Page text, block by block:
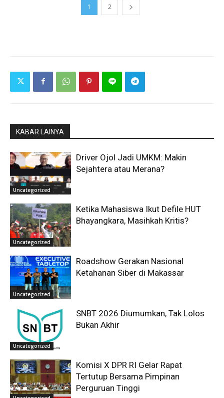
1 2
KABAR LAINYA
Uncategorized
Driver Ojol Jadi UMKM: Makin
Sejahtera atau Merana?
Uncategorized
Ketika Mahasiswa Ikut Defile HUT
Bhayangkara, Masihkah Kritis?
Uncategorized
Roadshow Gerakan Nasional
Ketahanan Siber di Makassar
Uncategorized
SNBT 2026 Diumumkan, Tak Lolos
Bukan Akhir
Komisi X DPR RI Gelar Rapat
Tertutup Bersama Pimpinan
Perguruan Tinggi